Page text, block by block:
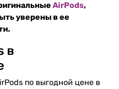
AirPods,
уверены в ее
в
по выгодной цене в